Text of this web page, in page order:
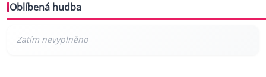
Oblíbená hudba